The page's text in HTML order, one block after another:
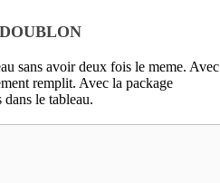
sans avoir deux fois le meme. Avec
remplit. Avec la package
le tableau.